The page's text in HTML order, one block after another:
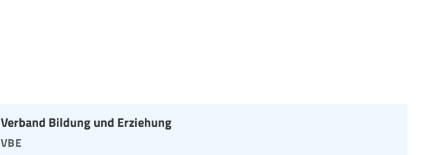
Verband Bildung und Erziehung
vbe